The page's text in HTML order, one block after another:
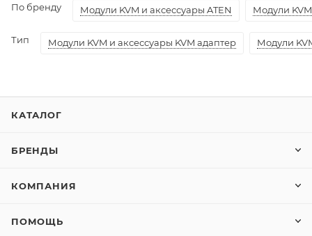
По бренду Модули KVM и аксессуары ATEN Модули
Тип Модули KVM и аксессуары KVM адаптер Модули
КАТАЛОГ
БРЕНДЫ
КОМПАНИЯ
ПОМОЩЬ